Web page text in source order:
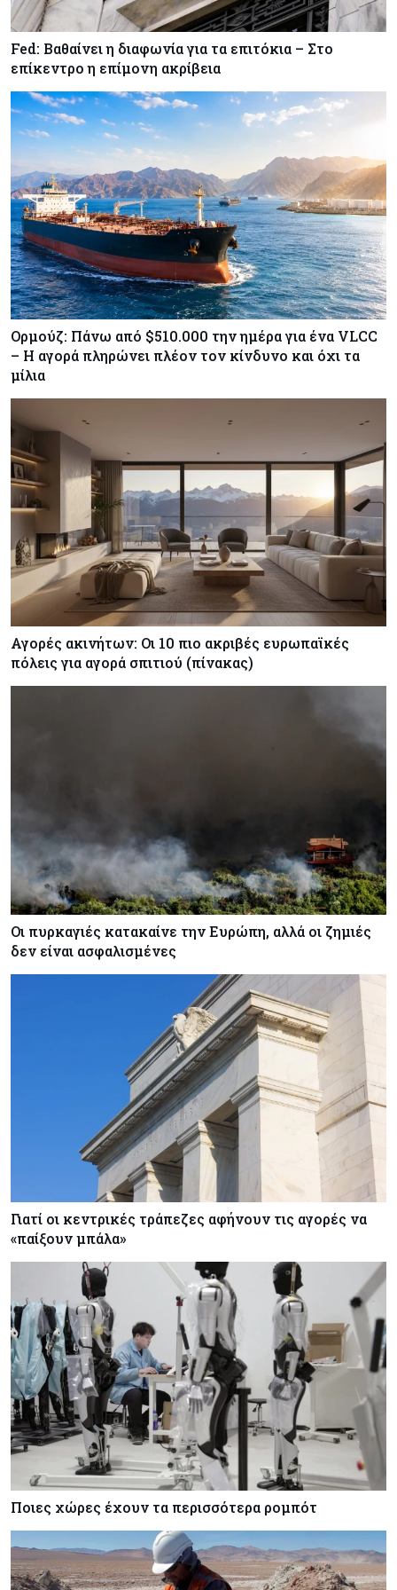
Κόσμος 07-08-2026
ΕΚΤ: Αιφνιδιάστηκε από την πώληση ευρώ από
τις ΗΠΑ
Κύπρος
Χορηγία €10.000 για υποτροφίες σε φοιτητές του
ΤΕΠΑΚ
Fed: Βαθαίνει η διαφωνία για τα επιτόκια – Στο
επίκεντρο η επίμονη ακρίβεια
Ορμούζ: Πάνω από $510.000 την ημέρα για ένα VLCC
– Η αγορά πληρώνει πλέον τον κίνδυνο και όχι τα
μίλια
Αγορές ακινήτων: Οι 10 πιο ακριβές ευρωπαϊκές
πόλεις για αγορά σπιτιού (πίνακας)
Οι πυρκαγιές κατακαίνε την Ευρώπη, αλλά οι ζημιές
δεν είναι ασφαλισμένες
Γιατί οι κεντρικές τράπεζες αφήνουν τις αγορές να
«παίξουν μπάλα»
Ποιες χώρες έχουν τα περισσότερα ρομπότ